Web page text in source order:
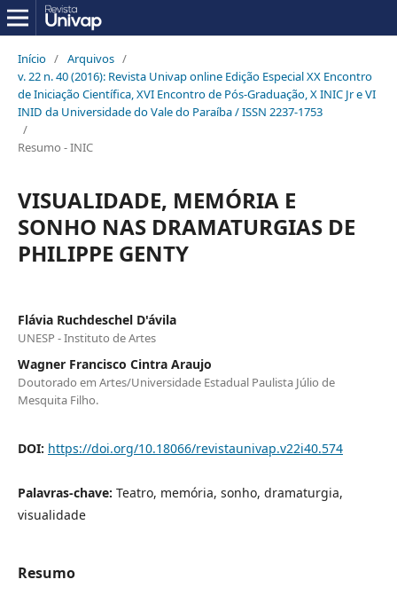
Início / Arquivos /
v. 22 n. 40 (2016): Revista Univap online Edição Especial XX Encontro
de Iniciação Científica, XVI Encontro de Pós-Graduação, X INIC Jr e VI
INID da Universidade do Vale do Paraíba / ISSN 2237-1753
/
Resumo - INIC
VISUALIDADE, MEMÓRIA E
SONHO NAS DRAMATURGIAS DE
PHILIPPE GENTY
Flávia Ruchdeschel D'ávila
UNESP - Instituto de Artes
Wagner Francisco Cintra Araujo
Doutorado em Artes/Universidade Estadual Paulista Júlio de
Mesquita Filho.
DOI: https://doi.org/10.18066/revistaunivap.v22i40.574
Palavras-chave: Teatro, memória, sonho, dramaturgia,
visualidade
Resumo